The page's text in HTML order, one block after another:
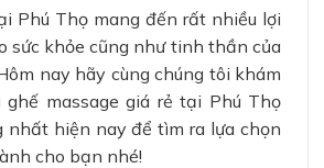
Phú Thọ mang đến rất nhiều lợi
sức khỏe cũng như tinh thần của
nay hãy cùng chúng tôi khám
massage giá rẻ tại Phú Thọ
nhất hiện nay để tìm ra lựa chọn
cho bạn nhé!